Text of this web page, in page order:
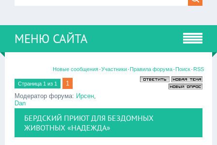
МЕНЮ САЙТА
Новые сообщения·Участники·Правила форума·Поиск·RSS
Страница 1 из 1
1
Модератор форума: Ирсен,
Dan
БЕРДСКИЙ ПРИЮТ ДЛЯ БЕЗДОМНЫХ
ЖИВОТНЫХ «НАДЕЖДА»